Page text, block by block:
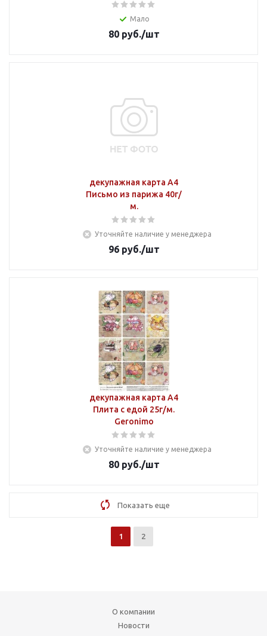
Мало
80руб./шт
декупажная карта А4
Письмо из парижа 40г/
м.
Уточняйте наличие у менеджера
96руб./шт
декупажная карта А4
Плита с едой 25г/м.
Geronimo
Уточняйте наличие у менеджера
80руб./шт
Показать еще
1 2
О компании
Новости